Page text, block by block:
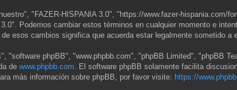
"FAZER-HISPANIA 3.0", "https://www.fazer-hispania.com/
Podemos cambiar estos términos en cualquier momento e
esos cambios significa que acuerda estar legalmente sometido
phpBB", "www.phpbb.com", "phpBB Limited", "phpBB
de www.phpbb.com . El software phpBB solamente facilita
más información sobre phpBB, por favor visite: https://